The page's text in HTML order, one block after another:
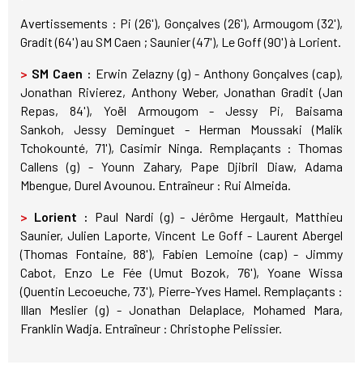
Avertissements : Pi (26'), Gonçalves (26'), Armougom (32'),
Gradit (64') au SM Caen ; Saunier (47'), Le Goff (90') à Lorient.
> SM Caen : Erwin Zelazny (g) - Anthony Gonçalves (cap),
Jonathan Rivierez, Anthony Weber, Jonathan Gradit (Jan
Repas, 84'), Yoël Armougom - Jessy Pi, Baisama
Sankoh, Jessy Deminguet - Herman Moussaki (Malik
Tchokounté, 71'), Casimir Ninga. Remplaçants : Thomas
Callens (g) - Younn Zahary, Pape Djibril Diaw, Adama
Mbengue, Durel Avounou. Entraîneur : Rui Almeida.
> Lorient : Paul Nardi (g) - Jérôme Hergault, Matthieu
Saunier, Julien Laporte, Vincent Le Goff - Laurent Abergel
(Thomas Fontaine, 88'), Fabien Lemoine (cap) - Jimmy
Cabot, Enzo Le Fée (Umut Bozok, 76'), Yoane Wissa
(Quentin Lecoeuche, 73'), Pierre-Yves Hamel. Remplaçants :
Illan Meslier (g) - Jonathan Delaplace, Mohamed Mara,
Franklin Wadja. Entraîneur : Christophe Pelissier.